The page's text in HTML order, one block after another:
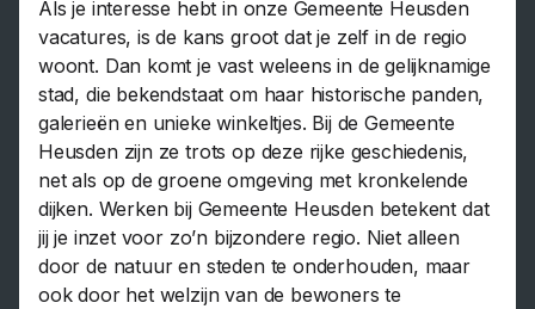
Als je interesse hebt in onze Gemeente Heusden
vacatures, is de kans groot dat je zelf in de regio
woont. Dan komt je vast weleens in de gelijknamige
stad, die bekendstaat om haar historische panden,
galerieën en unieke winkeltjes. Bij de Gemeente
Heusden zijn ze trots op deze rijke geschiedenis,
net als op de groene omgeving met kronkelende
dijken. Werken bij Gemeente Heusden betekent dat
jij je inzet voor zo’n bijzondere regio. Niet alleen
door de natuur en steden te onderhouden, maar
ook door het welzijn van de bewoners te